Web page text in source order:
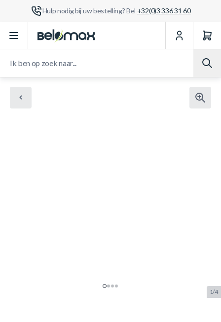
Hulp nodig bij uw bestelling? Bel +32(0)3 336 31 60
Ga naar de inhoud
1/4